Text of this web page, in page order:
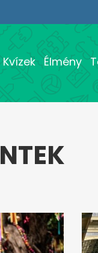
Kvízek Élmény